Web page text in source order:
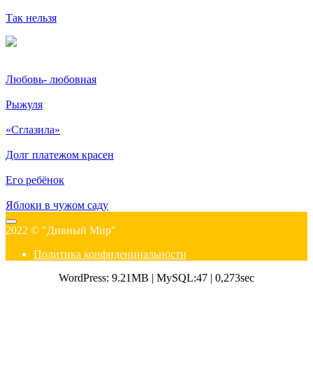
Так нельзя
Любовь- любовная
Рыжуля
«Сглазила»
Долг платежом красен
Его ребёнок
Яблоки в чужом саду
2022 © "Дивный Мир"
Политика конфиденциальности
WordPress: 9.21MB | MySQL:47 | 0,273sec